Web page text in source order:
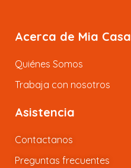
Acerca de Mia Casa
Quiénes Somos
Trabaja con nosotros
Asistencia
Contactanos
Preguntas frecuentes